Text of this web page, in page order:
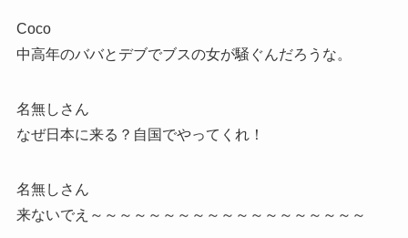
Coco
中高年のババとデブでブスの女が騒ぐんだろうな。
名無しさん
なぜ日本に来る？自国でやってくれ！
名無しさん
来ないでえ～～～～～～～～～～～～～～～～～～～